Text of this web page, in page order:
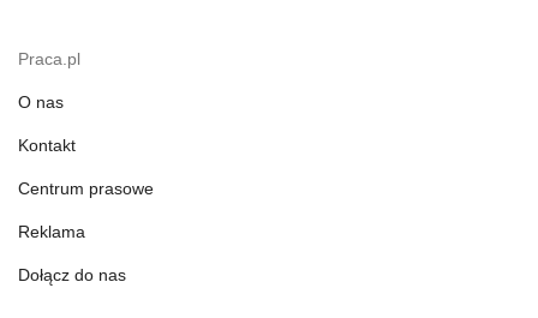
Praca.pl
O nas
Kontakt
Centrum prasowe
Reklama
Dołącz do nas